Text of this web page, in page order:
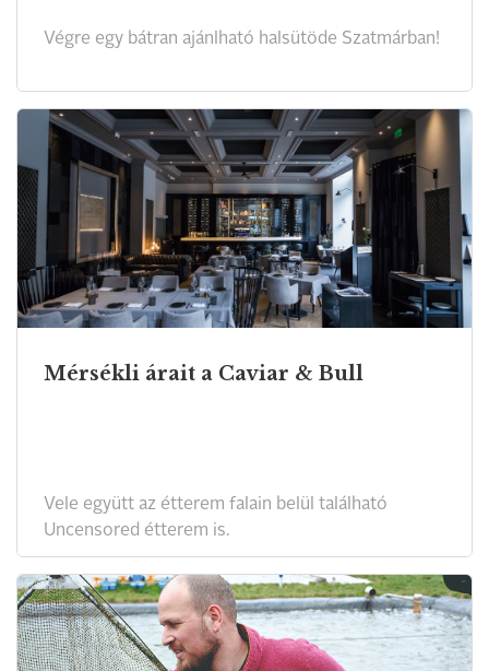
Végre egy bátran ajánlható halsütöde Szatmárban!
Mérsékli árait a Caviar & Bull
Vele együtt az étterem falain belül található
Uncensored étterem is.